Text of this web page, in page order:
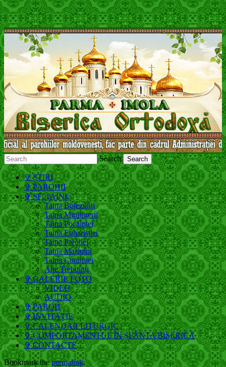
Молдавская Православная Церковь,
Московский Патриархат
Search
✞ ȘTIRI
✞ PAROHII
✞ SF. TAINE
Taina Botezului
Taina Mirungerii
Taina Pocăinței
Taina Euharistiei
Taina Preoției
Taina Maslului
Taina Cununiei
Alte Trebuinți
✞ GALERIE FOTO
VIDEO
AUDIO
✞ PAROH
✞ INVITAȚIE
✞ CALENDAR LITURGIC
✞ COMPORTAMENTUL ÎN SFÂNTA BISERICĂ
✞ CONTACTE
Bookmark thepermalink.